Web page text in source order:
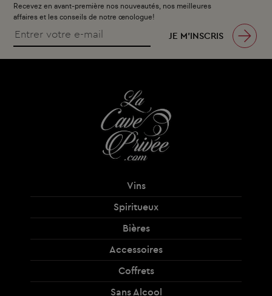
Recevez en avant-première nos nouveautés, nos meilleures
affaires et les conseils de notre œnologue!
JE M’INSCRIS
Vins
Spiritueux
Bières
Accessoires
Coffrets
Sans Alcool